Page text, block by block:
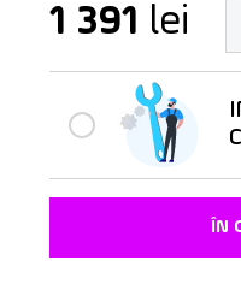
1 391 lei
ÎN